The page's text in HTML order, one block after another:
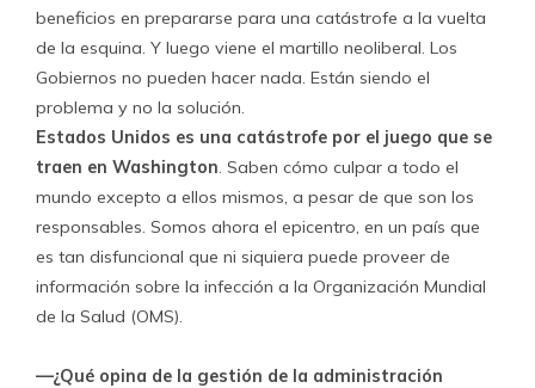
beneficios en prepararse para una catástrofe a la vuelta
de la esquina. Y luego viene el martillo neoliberal. Los
Gobiernos no pueden hacer nada. Están siendo el
problema y no la solución.
Estados Unidos es una catástrofe por el juego que se
traen en Washington. Saben cómo culpar a todo el
mundo excepto a ellos mismos, a pesar de que son los
responsables. Somos ahora el epicentro, en un país que
es tan disfuncional que ni siquiera puede proveer de
información sobre la infección a la Organización Mundial
de la Salud (OMS).
—¿Qué opina de la gestión de la administración